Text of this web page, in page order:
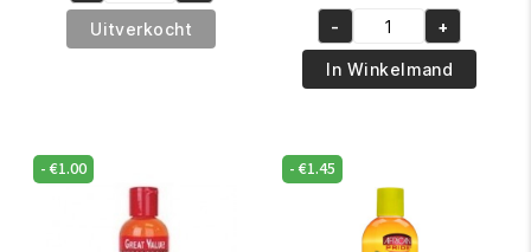
€13.95.€12.95.
Revita
Shimmer
ml
Uitverkocht
was:
€6.95.
prijs
is:
€5.95.
African
Pride
Olive
Anti-
Breakage
Sheen
- +
In Winkelmand
-€1.00 -€1.45